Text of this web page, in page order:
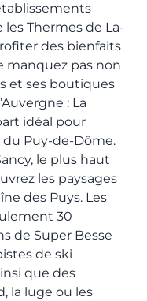
Thermes de La-
des bienfaits
manquez pas non
et ses boutiques
: La
idéal pour
Puy-de-Dôme.
le plus haut
les paysages
des Puys. Les
30
de Super Besse
de ski
que des
la luge ou les